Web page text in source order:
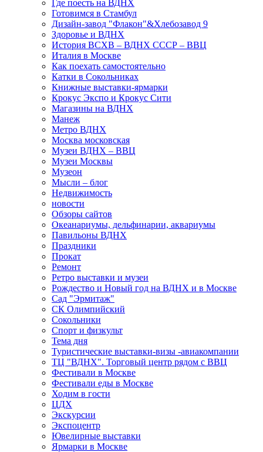
Где поесть на ВДНХ
Готовимся в Стамбул
Дизайн-завод "Флакон"&Хлебозавод 9
Здоровье и ВДНХ
История ВСХВ – ВДНХ СССР – ВВЦ
Италия в Москве
Как поехать самостоятельно
Катки в Сокольниках
Книжные выставки-ярмарки
Крокус Экспо и Крокус Сити
Магазины на ВДНХ
Манеж
Метро ВДНХ
Москва московская
Музеи ВДНХ – ВВЦ
Музеи Москвы
Музеон
Мысли – блог
Недвижимость
новости
Обзоры сайтов
Океанариумы, дельфинарии, аквариумы
Павильоны ВДНХ
Праздники
Прокат
Ремонт
Ретро выставки и музеи
Рождество и Новый год на ВДНХ и в Москве
Сад "Эрмитаж"
СК Олимпийский
Сокольники
Спорт и физкульт
Тема дня
Туристические выставки-визы -авиакомпании
ТЦ "ВДНХ". Торговый центр рядом с ВВЦ
Фестивали в Москве
Фестивали еды в Москве
Ходим в гости
ЦДХ
Экскурсии
Экспоцентр
Ювелирные выставки
Ярмарки в Москве